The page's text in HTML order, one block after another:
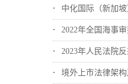
中化国际（新加坡
2022年全国海事
2023年人民法院
境外上市法律架